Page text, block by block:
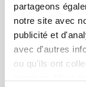
partageons
notre site avec
publicité et
avec d'autres
ou qu'ils ont